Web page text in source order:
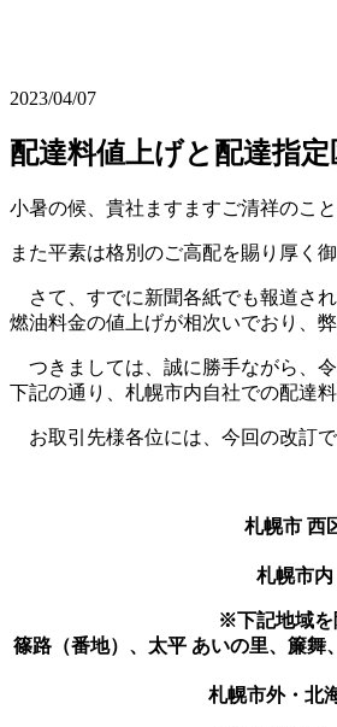
2023/04/07
配達料値上げと配達指
小暑の候、貴社ますますご清祥のこ
また平素は格別のご高配を賜り厚く
さて、すでに新聞各紙でも報道され
燃油料金の値上げが相次いでおり、
つきましては、誠に勝手ながら、令
下記の通り、札幌市内自社での配達
お取引先様各位には、今回の改訂
札幌市 西
札幌市内
※下記地域を
篠路（番地）、太平 あいの里、簾舞
札幌市外・北